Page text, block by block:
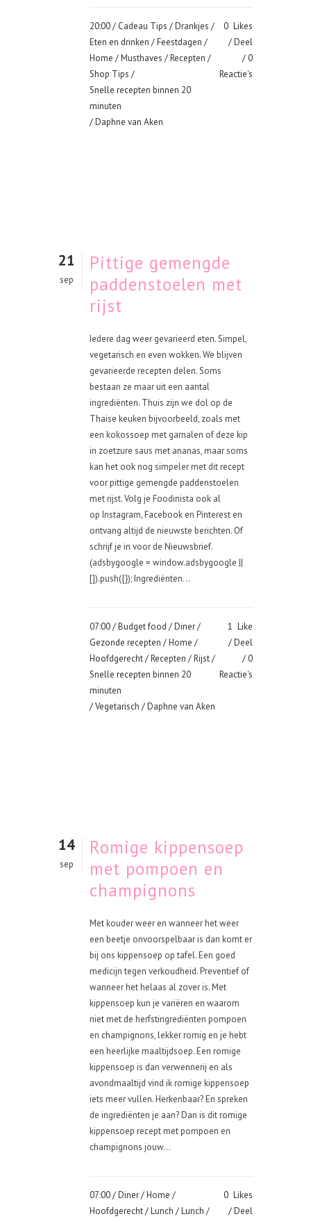
20:00 / Cadeau Tips /Drankjes /
Eten en drinken /Feestdagen /
Home /Musthaves /Recepten /
Shop Tips /
Snelle recepten binnen 20
minuten
/ Daphne van Aken
0 Likes
Deel
0
Reactie's
21
sep
Pittige gemengde
paddenstoelen met
rijst
Iedere dag weer gevarieerd eten. Simpel,
vegetarisch en even wokken. We blijven
gevarieerde recepten delen. Soms
bestaan ze maar uit een aantal
ingrediënten. Thuis zijn we dol op de
Thaise keuken bijvoorbeeld, zoals met
een kokossoep met garnalen of deze kip
in zoetzure saus met ananas, maar soms
kan het ook nog simpeler met dit recept
voor pittige gemengde paddenstoelen
met rijst. Volg je Foodinista ook al
op Instagram, Facebook en Pinterest en
ontvang altijd de nieuwste berichten. Of
schrijf je in voor de Nieuwsbrief.
(adsbygoogle = window.adsbygoogle ||
[]).push({}); Ingrediënten...
07:00 /Budget food /Diner/
Gezonde recepten /Home /
Hoofdgerecht/Recepten /Rijst/
Snelle recepten binnen 20
minuten
/Vegetarisch / Daphne van Aken
1 Like
Deel
0
Reactie's
14
sep
Romige kippensoep
met pompoen en
champignons
Met kouder weer en wanneer het weer
een beetje onvoorspelbaar is dan komt er
bij ons kippensoep op tafel. Een goed
medicijn tegen verkoudheid. Preventief of
wanneer het helaas al zover is. Met
kippensoep kun je variëren en waarom
niet met de herfstingrediënten pompoen
en champignons, lekker romig en je hebt
een heerlijke maaltijdsoep. Een romige
kippensoep is dan verwennerij en als
avondmaaltijd vind ik romige kippensoep
iets meer vullen. Herkenbaar? En spreken
de ingrediënten je aan? Dan is dit romige
kippensoep recept met pompoen en
champignons jouw...
07:00 /Diner/Home /
Hoofdgerecht/Lunch /Lunch /
0 Likes
Deel